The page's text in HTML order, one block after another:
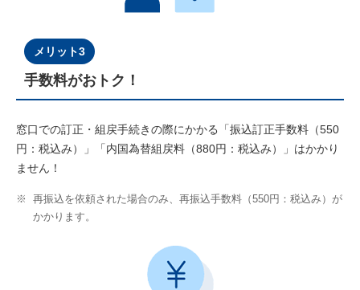
メリット3
手数料がおトク！
窓口での訂正・組戻手続きの際にかかる「振込訂正手数料（550
円：税込み）」「内国為替組戻料（880円：税込み）」はかかり
ません！
※
再振込を依頼された場合のみ、再振込手数料（550円：税込み）が
かかります。